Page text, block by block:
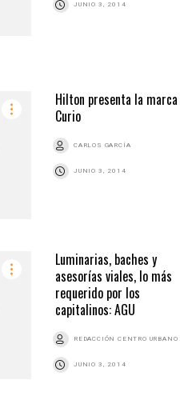
JUNIO 3, 2014
Hilton presenta la marca
Curio
CARLOS GARCÍA
JUNIO 3, 2014
Luminarias, baches y
asesorías viales, lo más
requerido por los
capitalinos: AGU
REDACCIÓN CENTRO URBANO
JUNIO 3, 2014